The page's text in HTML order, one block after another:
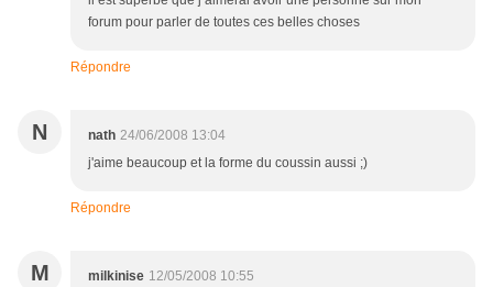
forum pour parler de toutes ces belles choses
Répondre
N nath 24/06/2008 13:04
j'aime beaucoup et la forme du coussin aussi ;)
Répondre
M milkinise 12/05/2008 10:55